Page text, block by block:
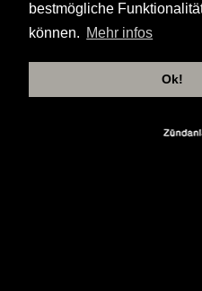
bestmögliche
können. Mehr infos
Ok!